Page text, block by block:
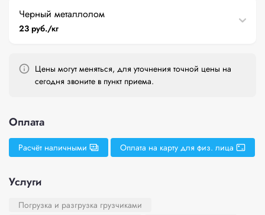
Черный металлолом
23 руб./кг
Цены могут меняться, для уточнения точной цены на
сегодня звоните в пункт приема.
Оплата
Расчёт наличными Оплата на карту для физ. лица
Услуги
Погрузка и разгрузка грузчиками